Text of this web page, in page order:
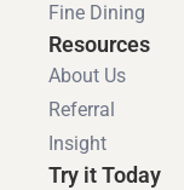
Fine Dining
Resources
About Us
Referral
Insight
Try it Today